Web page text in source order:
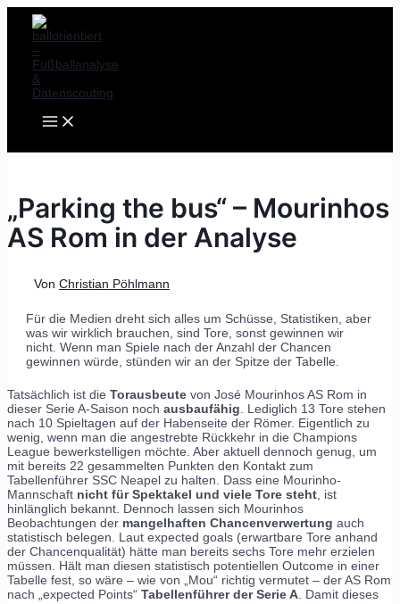
Zum
Inhalt
springen
MENU
„Parking the bus“ – Mourinhos
AS Rom in der Analyse
Von Christian Pöhlmann
Für die Medien dreht sich alles um Schüsse, Statistiken, aber
was wir wirklich brauchen, sind Tore, sonst gewinnen wir
nicht. Wenn man Spiele nach der Anzahl der Chancen
gewinnen würde, stünden wir an der Spitze der Tabelle.
Tatsächlich ist die Torausbeute von José Mourinhos AS Rom in
dieser Serie A-Saison noch ausbaufähig . Lediglich 13 Tore stehen
nach 10 Spieltagen auf der Habenseite der Römer. Eigentlich zu
wenig, wenn man die angestrebte Rückkehr in die Champions
League bewerkstelligen möchte. Aber aktuell dennoch genug, um
mit bereits 22 gesammelten Punkten den Kontakt zum
Tabellenführer SSC Neapel zu halten. Dass eine Mourinho-
Mannschaft nicht für Spektakel und viele Tore steht , ist
hinlänglich bekannt. Dennoch lassen sich Mourinhos
Beobachtungen der mangelhaften Chancenverwertung auch
statistisch belegen. Laut expected goals (erwartbare Tore anhand
der Chancenqualität) hätte man bereits sechs Tore mehr erzielen
müssen. Hält man diesen statistisch potentiellen Outcome in einer
Tabelle fest, so wäre – wie von „Mou“ richtig vermutet – der AS Rom
nach „expected Points“ Tabellenführer der Serie A . Damit dieses
Post
navigation